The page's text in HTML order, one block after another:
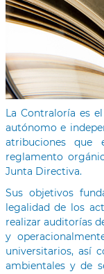
La Contraloría es
autónomo e
atribuciones
reglamento
Junta Directiva.
Sus objetivos
legalidad de los
realizar auditorías
y
universitarios, así
ambientales y de